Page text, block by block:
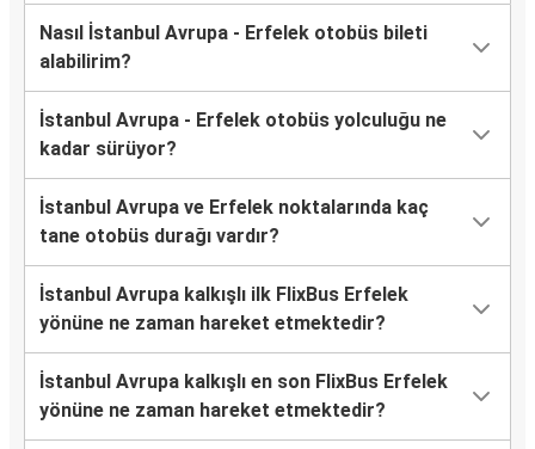
Nasıl İstanbul Avrupa - Erfelek otobüs bileti
alabilirim?
İstanbul Avrupa - Erfelek otobüs yolculuğu ne
kadar sürüyor?
İstanbul Avrupa ve Erfelek noktalarında kaç
tane otobüs durağı vardır?
İstanbul Avrupa kalkışlı ilk FlixBus Erfelek
yönüne ne zaman hareket etmektedir?
İstanbul Avrupa kalkışlı en son FlixBus Erfelek
yönüne ne zaman hareket etmektedir?